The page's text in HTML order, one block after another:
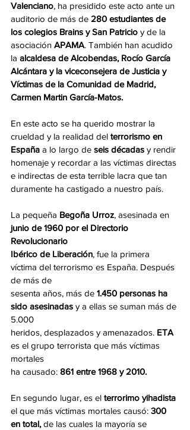
Valenciano, ha presidido este acto ante un
auditorio de más de 280 estudiantes de
los colegios Brains y San Patricio y de la
asociación APAMA. También han acudido
la alcaldesa de Alcobendas, Rocío García
Alcántara y la viceconsejera de Justicia y
Víctimas de la Comunidad de Madrid,
Carmen Martin García-Matos.
En este acto se ha querido mostrar la
crueldad y la realidad del terrorismo en
España a lo largo de seis décadas y rendir
homenaje y recordar a las víctimas directas
e indirectas de esta terrible lacra que tan
duramente ha castigado a nuestro país.
La pequeña Begoña Urroz, asesinada en
junio de 1960 por el Directorio
Revolucionario
Ibérico de Liberación, fue la primera
víctima del terrorismo es España. Después
de más de
sesenta años, más de 1.450 personas ha
sido asesinadas y a ellas se suman más de
5.000
heridos, desplazados y amenazados. ETA
es el grupo terrorista que más víctimas
mortales
ha causado: 861 entre 1968 y 2010.
En segundo lugar, es el terrorimo yihadista
el que más víctimas mortales causó: 300
en total, de las cuales la mayoría se